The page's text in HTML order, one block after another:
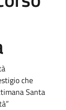
che
Santa